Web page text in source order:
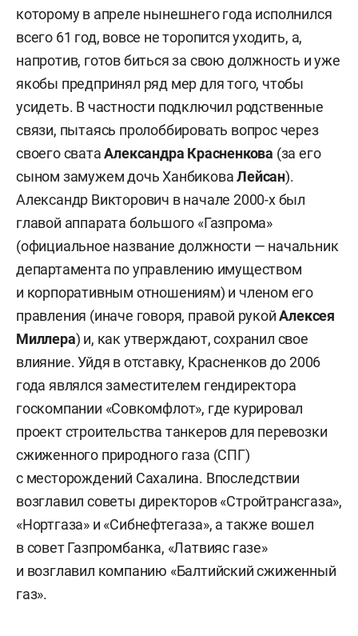
которому в апреле нынешнего года исполнился
всего 61 год, вовсе не торопится уходить, а,
напротив, готов биться за свою должность и уже
якобы предпринял ряд мер для того, чтобы
усидеть. В частности подключил родственные
связи, пытаясь пролоббировать вопрос через
своего сватаАлександра Красненкова (за его
сыном замужем дочь ХанбиковаЛейсан).
Александр Викторович в начале 2000-х был
главой аппарата большого «Газпрома»
(официальное название должности — начальник
департамента по управлению имуществом
и корпоративным отношениям) и членом его
правления (иначе говоря, правой рукойАлексея
Миллера) и, как утверждают, сохранил свое
влияние. Уйдя в отставку, Красненков до 2006
года являлся заместителем гендиректора
госкомпании «Совкомфлот», где курировал
проект строительства танкеров для перевозки
сжиженного природного газа (СПГ)
с месторождений Сахалина. Впоследствии
возглавил советы директоров «Стройтрансгаза»,
«Нортгаза» и «Сибнефтегаза», а также вошел
в совет Газпромбанка, «Латвияс газе»
и возглавил компанию «Балтийский сжиженный
газ».